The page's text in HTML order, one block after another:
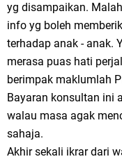
yg disampaikan.
info yg boleh
terhadap anak - anak.
merasa puas hati
berimpak maklumlah
Bayaran konsultan ini
walau masa agak
sahaja.
Akhir sekali ikrar dari